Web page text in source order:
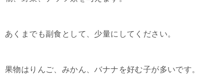
あくまでも副食として、少量にしてください。
果物はりんご、みかん、バナナを好む子が多いです。